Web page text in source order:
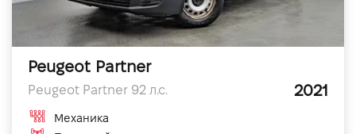
Peugeot Partner
Peugeot Partner 92 л.с. 2021
Механика